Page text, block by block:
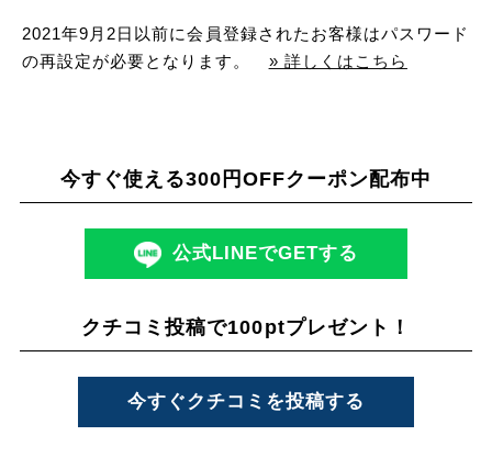
2021年9月2日以前に会員登録されたお客様はパスワード
の再設定が必要となります。 » 詳しくはこちら
今すぐ使える300円OFFクーポン配布中
公式LINEでGETする
クチコミ投稿で100ptプレゼント！
今すぐクチコミを投稿する